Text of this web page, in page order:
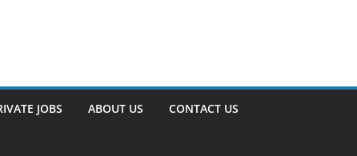
JOBS ABOUT US CONTACT US